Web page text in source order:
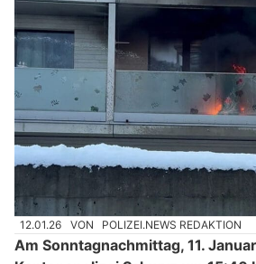
12.01.26 VON POLIZEI.NEWS REDAKTION
Am Sonntagnachmittag, 11.